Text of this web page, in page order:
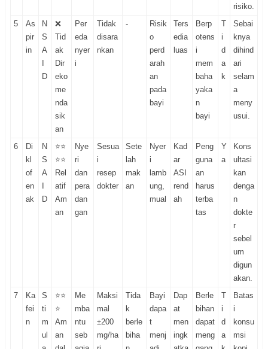
risiko.
5
As
pir
in
N
S
A
D
❌
Tid
ak
Dir
eko
me
nda
sik
an
Per
eda
nyer
i
Tidak
disara
nkan
-
Risik
o
perd
arah
an
pada
bayi
Ters
edia
luas
Berp
otens
i
mem
baha
yaka
n
bayi
T
i
d
a
k
Sebai
knya
dihind
ari
selam
a
meny
usui.
6
Di
kl
of
en
ak
N
S
A
D
⭐⭐
⭐⭐
Rel
atif
Am
an
Nye
ri
dan
pera
dan
gan
Sesua
i
resep
dokter
Sete
lah
mak
an
Nyer
i
lamb
ung,
mual
Kad
ar
ASI
rend
ah
Peng
guna
an
harus
terba
tas
Y
a
Kons
ultasi
kan
denga
n
dokte
r
sebel
um
digun
akan.
7
Ka
fei
n
S
ti
m
ul
⭐⭐
⭐
Am
an
Me
mba
ntu
seb
Maksi
mal
±200
mg/ha
Tida
k
berle
biha
Bayi
dapa
t
menj
Dap
at
men
ingk
Berle
bihan
dapat
meng
T
i
d
a
Batas
i
konsu
msi